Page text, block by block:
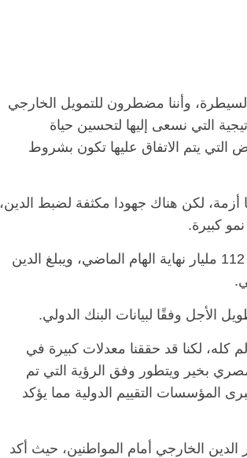
وأننا مضطرون للتمويل الخارجي
التي نسعى إليها لتحسين حياة
التي يتم الاتفاق عليها تكون بشروط
أزمة، لكن هناك جهودا مكثفة لضبط الدين،
كبيرة.
يذكر أن الدين الخارجي ارتفع من 42 مليار دولار عام 2014 إلى 112 مليار نهاية الهام الماضي، ويبلغ الدين
كله، لكنا قد حققنا معدلات كبيرة في
بخير ويتطور وفق الرؤية التي تم
المؤسسات التقييم الدولية مما يؤكد
الخارجي أمام المواطنين، حيث أكد